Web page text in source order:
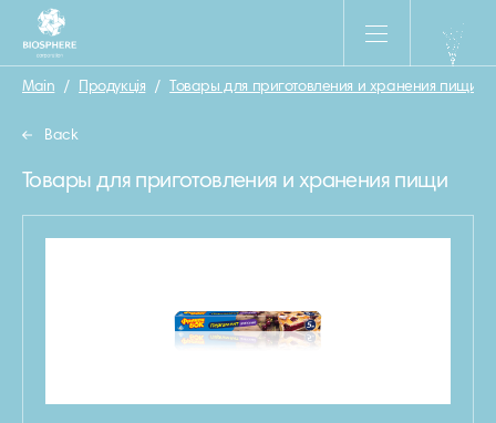
Main / Продукція / Товары для приготовления и хранения пищи
Back
Товары для приготовления и хранения пищи